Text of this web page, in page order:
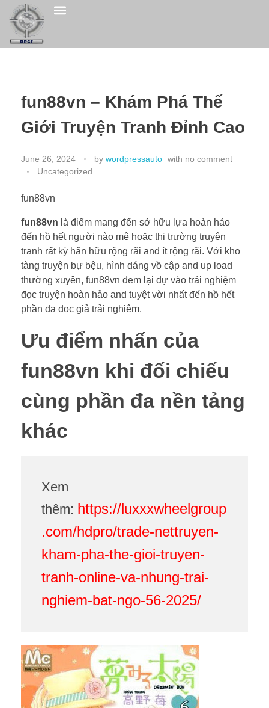
fun88vn – Khám Phá Thế
Giới Truyện Tranh Đỉnh Cao
June 26, 2024 by wordpressauto with no comment
Uncategorized
fun88vn
fun88vn là điểm mang đến sở hữu lựa hoàn hảo
đến hồ hết người nào mê hoặc thị trường truyện
tranh rất kỳ hãn hữu rộng rãi and ít rộng rãi. Với kho
tàng truyện bự bệu, hình dáng vồ cập and up load
thường xuyên, fun88vn đem lại dự vào trải nghiệm
đọc truyện hoàn hảo and tuyệt vời nhất đến hồ hết
phần đa đọc giả trải nghiệm.
Ưu điểm nhấn của
fun88vn khi đối chiếu
cùng phần đa nền tảng
khác
Xem
thêm: https://luxxxwheelgroup
.com/hdpro/trade-nettruyen-
kham-pha-the-gioi-truyen-
tranh-online-va-nhung-trai-
nghiem-bat-ngo-56-2025/